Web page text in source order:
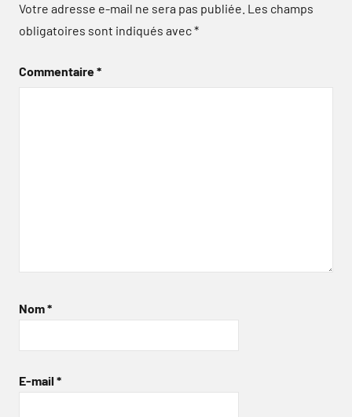
Votre adresse e-mail ne sera pas publiée. Les champs
obligatoires sont indiqués avec*
Commentaire*
Nom*
E-mail *